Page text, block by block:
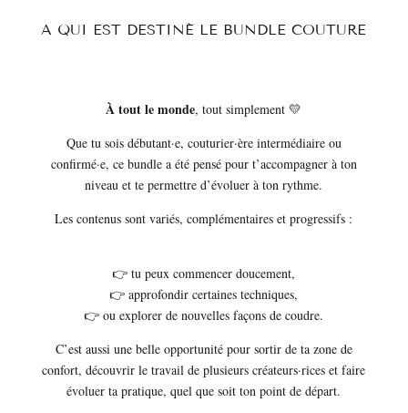
A QUI EST DESTINÉ LE BUNDLE COUTURE
À tout le monde, tout simplement 💛
Que tu sois débutant·e, couturier·ère intermédiaire ou
confirmé·e, ce bundle a été pensé pour t’accompagner à ton
niveau et te permettre d’évoluer à ton rythme.
Les contenus sont variés, complémentaires et progressifs :
👉 tu peux commencer doucement,
👉 approfondir certaines techniques,
👉 ou explorer de nouvelles façons de coudre.
C’est aussi une belle opportunité pour sortir de ta zone de
confort, découvrir le travail de plusieurs créateurs·rices et faire
évoluer ta pratique, quel que soit ton point de départ.